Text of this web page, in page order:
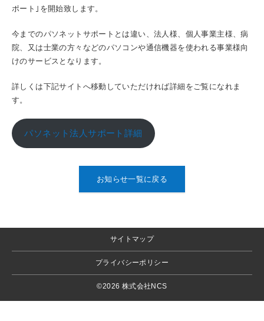
ポート｣を開始致します。
今までのパソネットサポートとは違い、法人様、個人事業主様、病
院、又は士業の方々などのパソコンや通信機器を使われる事業様向
けのサービスとなります。
詳しくは下記サイトへ移動していただければ詳細をご覧になれま
す。
パソネット法人サポート詳細
お知らせ一覧に戻る
サイトマップ
プライバシーポリシー
©2026 株式会社NCS